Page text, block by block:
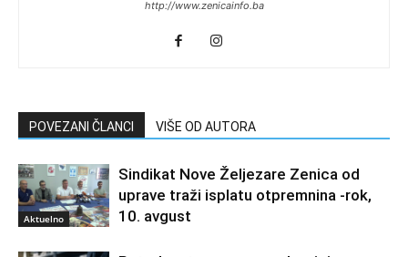
http://www.zenicainfo.ba
POVEZANI ČLANCI VIŠE OD AUTORA
Aktuelno
Sindikat Nove Željezare Zenica od
uprave traži isplatu otpremnina -rok,
10. avgust